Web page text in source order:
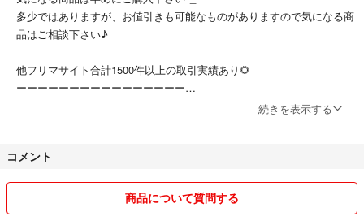
【S】ほぼ新品、美品USEDの商品
【A】若干の使用感はあるが状態の良いUSED
【B】使用感はあるが目立つダメージや大きな汚れはない
【C】使用感と部分的に目立つダメージや汚れあり
❇️ご購入について
※商品の状態は主観になります！画像で状態確認をお願いいたします。気
多少ではありますが、お値引きも可能なものがありますので気になる商
品はご相談下さい♪
他フリマサイト合計1500件以上の取引実績あり🌻
ーーーーーーーーーーーーーーーー
（ご質問への返信は仕事などの都合上遅くなる場合がございますが、必
ず返信します。）
続きを表示する
コメント
商品について質問する